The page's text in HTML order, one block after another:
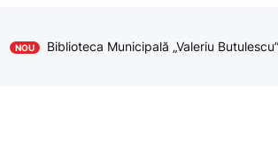
NOU Biblioteca Municipală „Valeriu